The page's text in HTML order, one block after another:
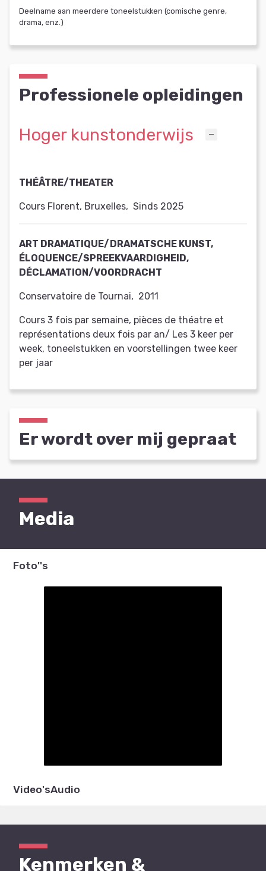
Deelname aan meerdere toneelstukken (comische genre,
drama, enz.)
Professionele opleidingen
Hoger kunstonderwijs
THÉÂTRE/THEATER
Cours Florent, Bruxelles, Sinds 2025
ART DRAMATIQUE/DRAMATSCHE KUNST,
ÉLOQUENCE/SPREEKVAARDIGHEID,
DÉCLAMATION/VOORDRACHT
Conservatoire de Tournai, 2011
Cours 3 fois par semaine, pièces de théatre et
représentations deux fois par an/ Les 3 keer per
week, toneelstukken en voorstellingen twee keer
per jaar
Er wordt over mij gepraat
Media
Foto''s
Video'sAudio
Kenmerken &